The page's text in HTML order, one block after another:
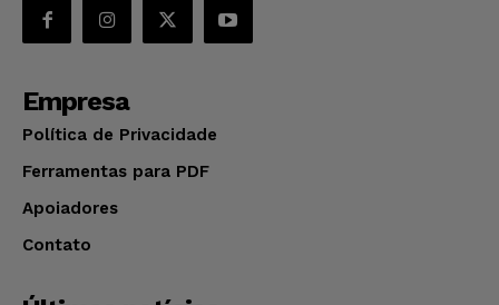
Empresa
Política de Privacidade
Ferramentas para PDF
Apoiadores
Contato